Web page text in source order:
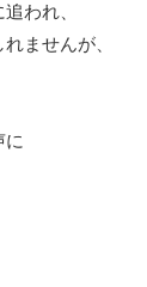
われ、
ませんが、
に